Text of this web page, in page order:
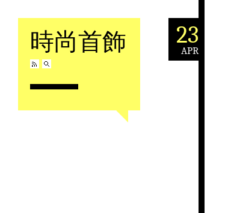
時尚首飾
Skip to content
23
APR